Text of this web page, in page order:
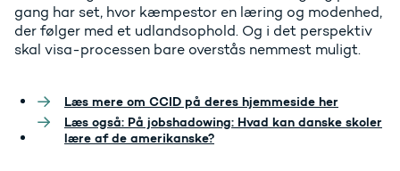
gang har set, hvor kæmpestor en læring og modenhed,
der følger med et udlandsophold. Og i det perspektiv
skal visa-processen bare overstås nemmest muligt.
Læs mere om CCID på deres hjemmeside her
Læs også: På jobshadowing: Hvad kan danske skoler
lære af de amerikanske?